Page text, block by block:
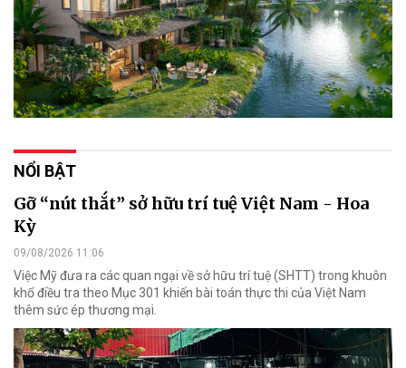
NỔI BẬT
Gỡ “nút thắt” sở hữu trí tuệ Việt Nam - Hoa
Kỳ
09/08/2026 11:06
Việc Mỹ đưa ra các quan ngại về sở hữu trí tuệ (SHTT) trong khuôn
khổ điều tra theo Mục 301 khiến bài toán thực thi của Việt Nam
thêm sức ép thương mại.